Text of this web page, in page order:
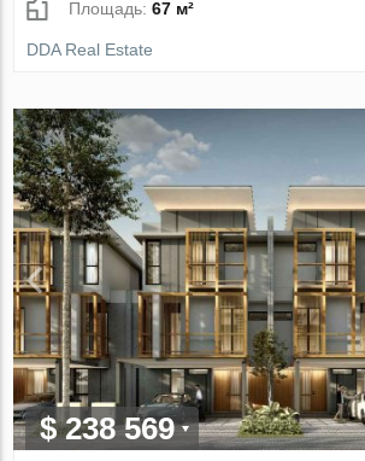
Площадь:67 м²
DDA Real Estate
$ 238 569